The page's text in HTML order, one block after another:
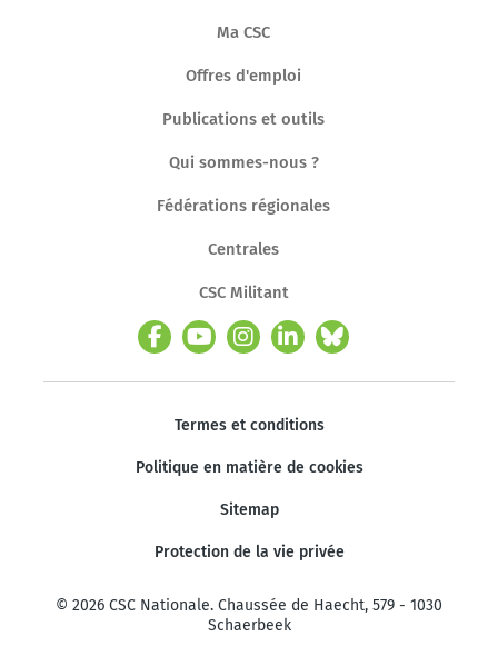
Ma CSC
Offres d'emploi
Publications et outils
Qui sommes-nous ?
Fédérations régionales
Centrales
CSC Militant
Termes et conditions
Politique en matière de cookies
Sitemap
Protection de la vie privée
© 2026 CSC Nationale. Chaussée de Haecht, 579 - 1030
Schaerbeek